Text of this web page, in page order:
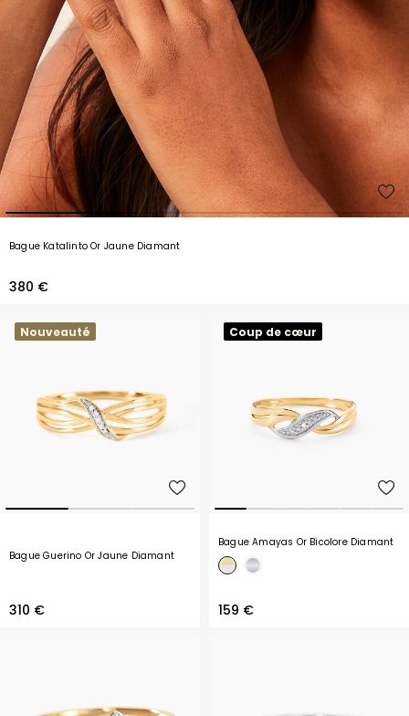
Bague Katalinto Or Jaune Diamant
380 €
Nouveauté
Bague Guerino Or Jaune Diamant
310 €
Coup de cœur
Bague Amayas Or Bicolore Diamant
159 €